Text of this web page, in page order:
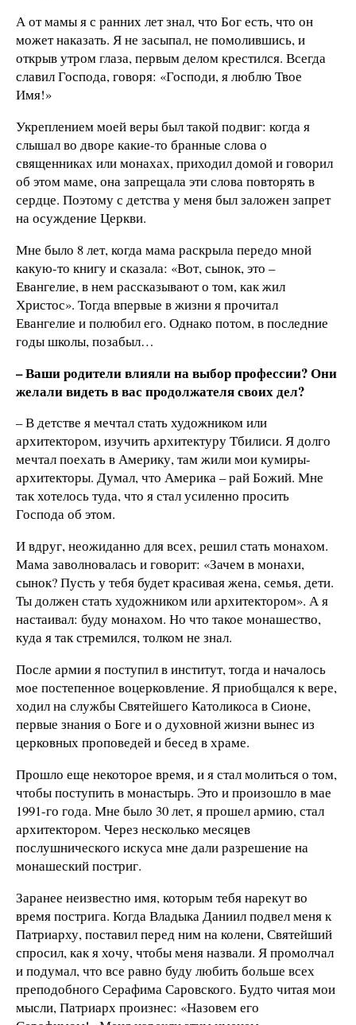
А от мамы я с ранних лет знал, что Бог есть, что он
может наказать. Я не засыпал, не помолившись, и
открыв утром глаза, первым делом крестился. Всегда
славил Господа, говоря: «Господи, я люблю Твое
Имя!»
Укреплением моей веры был такой подвиг: когда я
слышал во дворе какие-то бранные слова о
священниках или монахах, приходил домой и говорил
об этом маме, она запрещала эти слова повторять в
сердце. Поэтому с детства у меня был заложен запрет
на осуждение Церкви.
Мне было 8 лет, когда мама раскрыла передо мной
какую-то книгу и сказала: «Вот, сынок, это –
Евангелие, в нем рассказывают о том, как жил
Христос». Тогда впервые в жизни я прочитал
Евангелие и полюбил его. Однако потом, в последние
годы школы, позабыл…
– Ваши родители влияли на выбор профессии? Они
желали видеть в вас продолжателя своих дел?
– В детстве я мечтал стать художником или
архитектором, изучить архитектуру Тбилиси. Я долго
мечтал поехать в Америку, там жили мои кумиры-
архитекторы. Думал, что Америка – рай Божий. Мне
так хотелось туда, что я стал усиленно просить
Господа об этом.
И вдруг, неожиданно для всех, решил стать монахом.
Мама заволновалась и говорит: «Зачем в монахи,
сынок? Пусть у тебя будет красивая жена, семья, дети.
Ты должен стать художником или архитектором». А я
настаивал: буду монахом. Но что такое монашество,
куда я так стремился, толком не знал.
После армии я поступил в институт, тогда и началось
мое постепенное воцерковление. Я приобщался к вере,
ходил на службы Святейшего Католикоса в Сионе,
первые знания о Боге и о духовной жизни вынес из
церковных проповедей и бесед в храме.
Прошло еще некоторое время, и я стал молиться о том,
чтобы поступить в монастырь. Это и произошло в мае
1991-го года. Мне было 30 лет, я прошел армию, стал
архитектором. Через несколько месяцев
послушнического искуса мне дали разрешение на
монашеский постриг.
Заранее неизвестно имя, которым тебя нарекут во
время пострига. Когда Владыка Даниил подвел меня к
Патриарху, поставил перед ним на колени, Святейший
спросил, как я хочу, чтобы меня назвали. Я промолчал
и подумал, что все равно буду любить больше всех
преподобного Серафима Саровского. Будто читая мои
мысли, Патриарх произнес: «Назовем его